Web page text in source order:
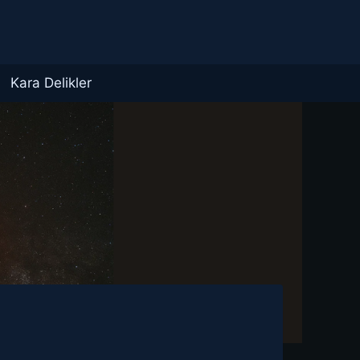
Kara Delikler